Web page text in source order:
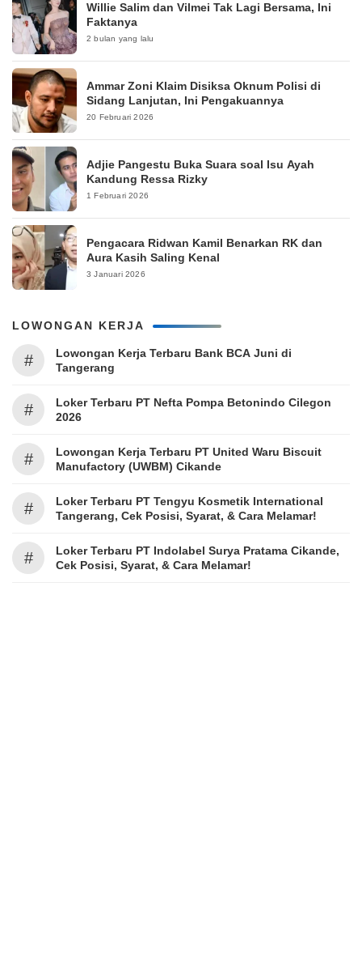
Willie Salim dan Vilmei Tak Lagi Bersama, Ini
Faktanya
2 bulan yang lalu
Ammar Zoni Klaim Disiksa Oknum Polisi di
Sidang Lanjutan, Ini Pengakuannya
20 Februari 2026
Adjie Pangestu Buka Suara soal Isu Ayah
Kandung Ressa Rizky
1 Februari 2026
Pengacara Ridwan Kamil Benarkan RK dan
Aura Kasih Saling Kenal
3 Januari 2026
LOWONGAN KERJA
#
Lowongan Kerja Terbaru Bank BCA Juni di
Tangerang
#
Loker Terbaru PT Nefta Pompa Betonindo Cilegon
2026
#
Lowongan Kerja Terbaru PT United Waru Biscuit
Manufactory (UWBM) Cikande
#
Loker Terbaru PT Tengyu Kosmetik International
Tangerang, Cek Posisi, Syarat, & Cara Melamar!
#
Loker Terbaru PT Indolabel Surya Pratama Cikande,
Cek Posisi, Syarat, & Cara Melamar!